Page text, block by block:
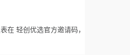
在 轻创优选官方邀请码，